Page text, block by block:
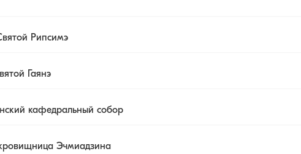
Рипсимэ
Гаянэ
кафедральный собор
Эчмиадзина